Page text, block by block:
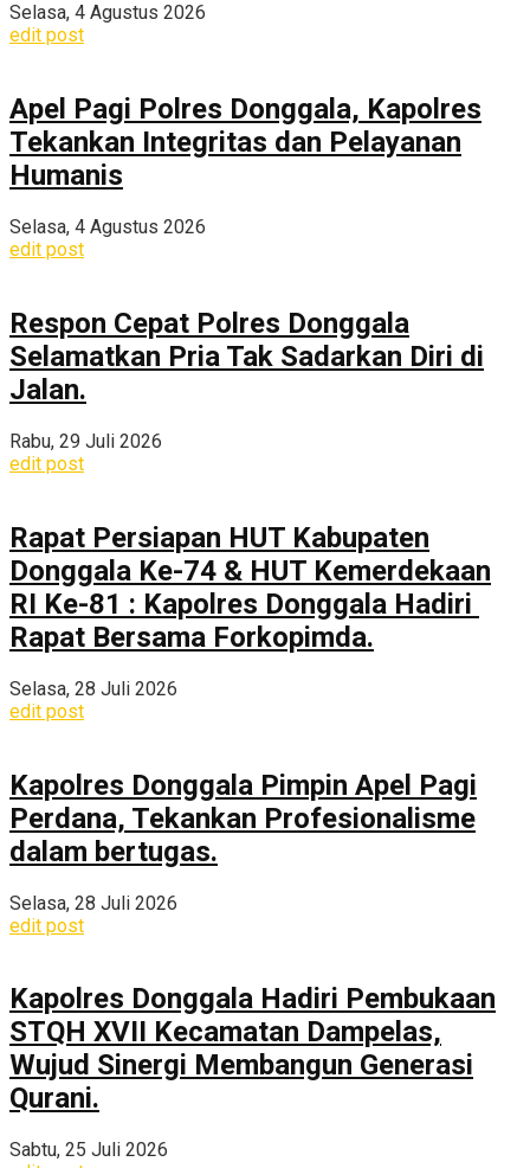
Selasa, 4 Agustus 2026
edit post
Apel Pagi Polres Donggala, Kapolres
Tekankan Integritas dan Pelayanan
Humanis
Selasa, 4 Agustus 2026
edit post
Respon Cepat Polres Donggala
Selamatkan Pria Tak Sadarkan Diri di
Jalan.
Rabu, 29 Juli 2026
edit post
Rapat Persiapan HUT Kabupaten
Donggala Ke-74 & HUT Kemerdekaan
RI Ke-81 : Kapolres Donggala Hadiri
Rapat Bersama Forkopimda.
Selasa, 28 Juli 2026
edit post
Kapolres Donggala Pimpin Apel Pagi
Perdana, Tekankan Profesionalisme
dalam bertugas.
Selasa, 28 Juli 2026
edit post
Kapolres Donggala Hadiri Pembukaan
STQH XVII Kecamatan Dampelas,
Wujud Sinergi Membangun Generasi
Qurani.
Sabtu, 25 Juli 2026